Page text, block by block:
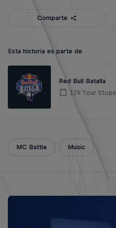
Comparte
Esta historia es parte de
Red Bull Batalla
129 Tour Stops
MC Battle Music